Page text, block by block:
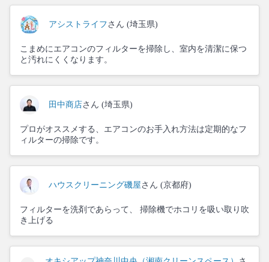
アシストライフ さん (埼玉県)
こまめにエアコンのフィルターを掃除し、室内を清潔に保つ
と汚れにくくなります。
田中商店さん (埼玉県)
プロがオススメする、エアコンのお手入れ方法は定期的なフ
ィルターの掃除です。
ハウスクリーニング磯屋 さん (京都府)
フィルターを洗剤であらって、 掃除機でホコリを吸い取り吹
き上げる